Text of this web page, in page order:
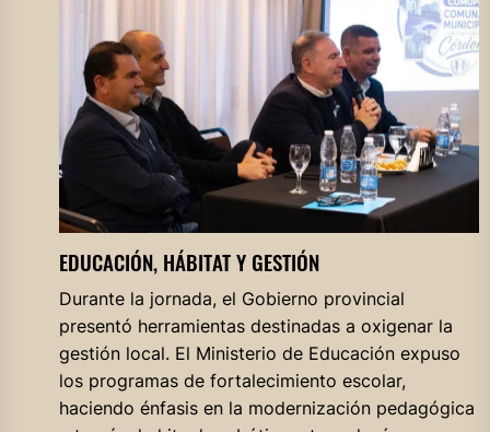
EDUCACIÓN, HÁBITAT Y GESTIÓN
Durante la jornada, el Gobierno provincial
presentó herramientas destinadas a oxigenar la
gestión local. El Ministerio de Educación expuso
los programas de fortalecimiento escolar,
haciendo énfasis en la modernización pedagógica